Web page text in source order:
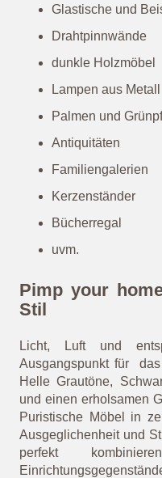
Glastische und
Drahtpinnwände
dunkle Holzmöbel
Lampen aus Metall
Palmen und
Antiquitäten
Familiengalerien
Kerzenständer
Bücherregal
uvm.
Pimp your
Stil
Licht, Luft und
Ausgangspunkt für das
Helle Grautöne,
und einen erholsamen
Puristische Möbel in
Ausgeglichenheit und
perfekt